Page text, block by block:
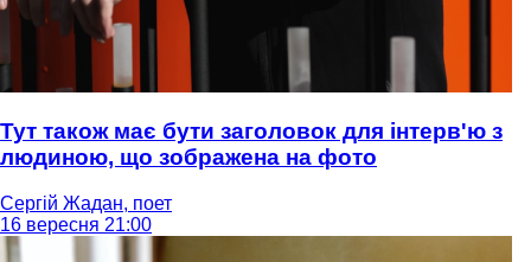
Тут також має бути заголовок для інтерв'ю з
людиною, що зображена на фото
Сергій Жадан, поет
16 вересня 21:00